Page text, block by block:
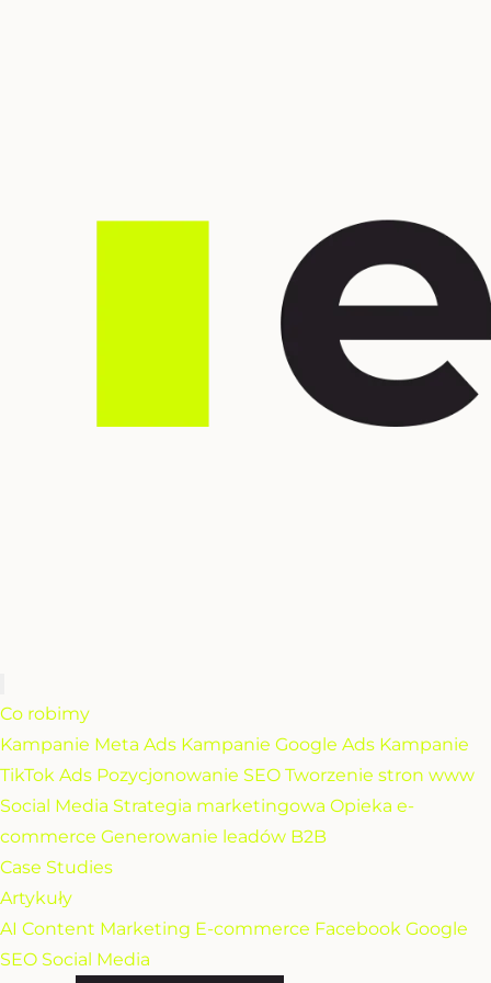
Co robimy
Kampanie Meta Ads Kampanie Google Ads Kampanie
TikTok Ads Pozycjonowanie SEO Tworzenie stron www
Social Media Strategia marketingowa Opieka e-
commerce Generowanie leadów B2B
Case Studies
Artykuły
AI Content Marketing E-commerce Facebook Google
SEO Social Media